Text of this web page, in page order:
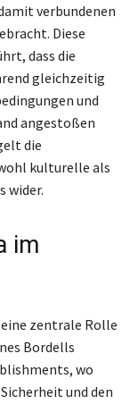
verbundenen
Diese
dass die
gleichzeitig
und
angestoßen
die
kulturelle als
wider.
im
zentrale Rolle
Bordells
wo
und den